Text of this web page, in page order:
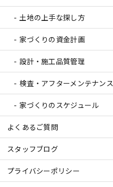
土地の上手な探し方
家づくりの資金計画
設計・施工品質管理
検査・アフターメンテナンス
家づくりのスケジュール
よくあるご質問
スタッフブログ
プライバシーポリシー